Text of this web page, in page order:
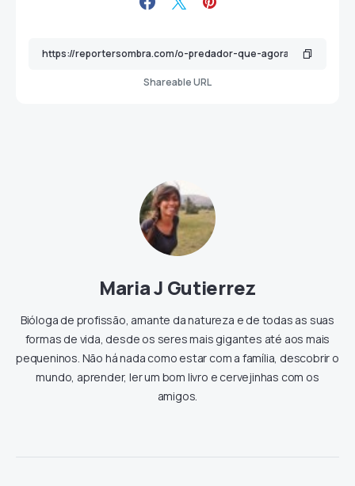
Shareable URL
Maria J Gutierrez
Bióloga de profissão, amante da natureza e de todas as suas
formas de vida, desde os seres mais gigantes até aos mais
pequeninos. Não há nada como estar com a família, descobrir o
mundo, aprender, ler um bom livro e cervejinhas com os
amigos.